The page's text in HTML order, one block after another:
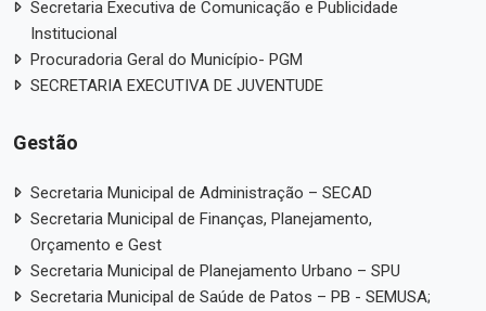
Secretaria Executiva de Comunicação e Publicidade
Institucional
Procuradoria Geral do Município- PGM
SECRETARIA EXECUTIVA DE JUVENTUDE
Gestão
Secretaria Municipal de Administração – SECAD
Secretaria Municipal de Finanças, Planejamento,
Orçamento e Gest
Secretaria Municipal de Planejamento Urbano – SPU
Secretaria Municipal de Saúde de Patos – PB - SEMUSA;